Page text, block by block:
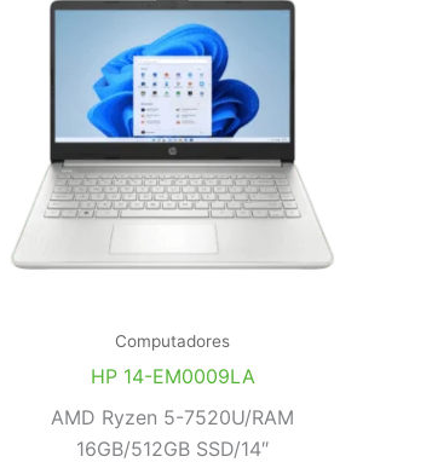
Computadores
HP 14-EM0009LA
AMD Ryzen 5-7520U/RAM
16GB/512GB SSD/14″